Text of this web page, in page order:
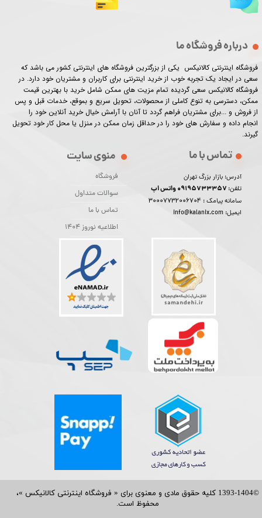
©1393-1404 کلیه حقوق مادی و معنوی برای « فروشگاه اینترنتی کالانیکس »،
محفوظ است.​​​​​​​
درباره فروشگاه ما
فروشگاه اینترنتی کالانیکس یکی از بزرگترین فروشگاه های اینترنتی کشور می باشد که
سعی در ایجاد یک تجربه خوب از خرید اینترنتی برای کاربران و مشتریان خود دارد. در
فروشگاه کالانیکس سعی گردیده تمام مزیت های ممکن شامل خرید با بهترین قیمت
ممکن، دسترسی به تنوع کاملی از محصولات، تحویل سریع و بموقع، خدمات قبل و پس
از فروش و ...برای مشتریان فراهم گردد تا آنان با آرامش خیال خرید آنلاین خود را
انجام داده و سفارش های خود را در حداقل زمان ممکن در منزل یا محل کار خود تحویل
گیرند.​​​​​​​
منوی سایت
فروشگاه
سوالات متداول
تماس با ما
اطلاعیه نوروز 1404
تماس با ما
آدرس: بازار بزرگ تهران
تلفن:
سامانه پیامک :30007732006704
ایمیل: info@kalanix.com